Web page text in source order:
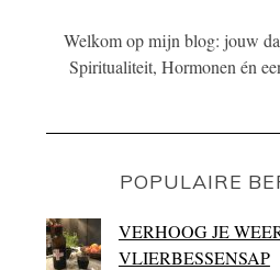
Welkom op mijn blog: jouw
Spiritualiteit, Hormonen én
POPULAIRE
VERHOOG JE
VLIERBESSENSAP